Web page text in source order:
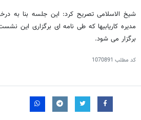
مدیره کاریابیها که طی نامه ای برگزاری این
برگزار می شود.
کد مطلب 1070891